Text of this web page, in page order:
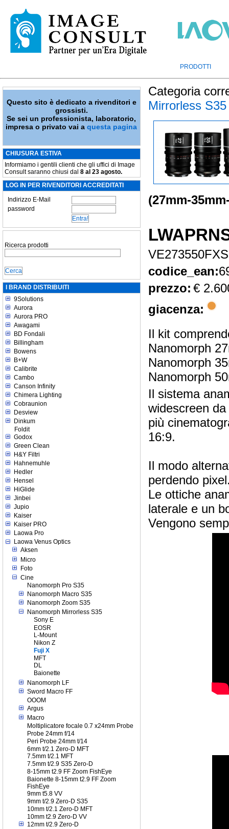
PRODOTTI
Questo sito è dedicato a rivenditori e
grossisti.
Se sei un professionista, laboratorio,
impresa o privato vai aquesta pagina
CHIUSURA ESTIVA
Informiamo i gentili clienti che gli uffici di Image
Consult saranno chiusi dal 8 al 23 agosto.
LOG IN PER RIVENDITORI ACCREDITATI
Indirizzo E-Mail
password
Ricerca prodotti
I BRAND DISTRIBUITI
9Solutions
Aurora
Aurora PRO
Awagami
BD Fondali
Billingham
Bowens
B+W
Calibrite
Cambo
Canson Infinity
Chimera Lighting
Cobraunion
Desview
Dinkum
Foldit
Godox
Green Clean
H&Y Filtri
Hahnemuhle
Hedler
Hensel
HiGlide
Jinbei
Jupio
Kaiser
Kaiser PRO
Laowa Pro
Laowa Venus Optics
Aksen
Micro
Foto
Cine
Nanomorph Pro S35
Nanomorph Macro S35
Nanomorph Zoom S35
Nanomorph Mirrorless S35
Sony E
EOSR
L-Mount
Nikon Z
Fuji X
MFT
DL
Baionette
Nanomorph LF
Sword Macro FF
OOOM
Argus
Macro
Moltiplicatore focale 0.7 x24mm Probe
Probe 24mm f/14
Peri Probe 24mm t/14
6mm t/2.1 Zero-D MFT
7.5mm t/2.1 MFT
7.5mm t/2.9 S35 Zero-D
8-15mm t2.9 FF Zoom FishEye
Baionette 8-15mm t2.9 FF Zoom
FishEye
9mm t5.8 VV
9mm t/2.9 Zero-D S35
10mm t/2.1 Zero-D MFT
10mm t2.9 Zero-D VV
12mm t/2.9 Zero-D
Categoria
Mirrorless S35
(27mm-
VE273550FXS
codice_ean:
prezzo: €
giacenza:
Il kit
Nanomorph
Nanomorph
Nanomorph
Il sistema
widescreen
più
16:9.
Il modo
perdendo
Le ottiche
laterale e un
Vengono